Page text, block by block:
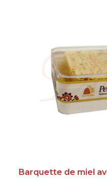
Barquette de miel